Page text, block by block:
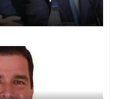
en el rescate
Reunidos